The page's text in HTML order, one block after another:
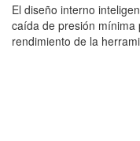
El diseño interno
caída de presión
rendimiento de la